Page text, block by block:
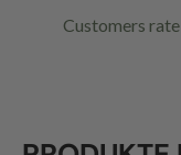
Customers